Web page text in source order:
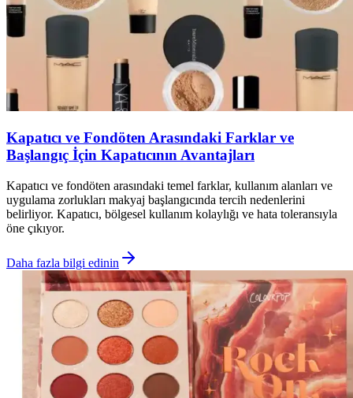
Kapatıcı ve Fondöten Arasındaki Farklar ve
Başlangıç İçin Kapatıcının Avantajları
Kapatıcı ve fondöten arasındaki temel farklar, kullanım alanları ve
uygulama zorlukları makyaj başlangıcında tercih nedenlerini
belirliyor. Kapatıcı, bölgesel kullanım kolaylığı ve hata toleransıyla
öne çıkıyor.
Daha fazla bilgi edinin